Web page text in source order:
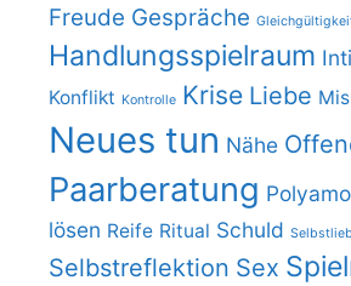
Freude Gespräche
Handlungsspielraum
Konflikt Kontrolle Krise Liebe
Neues tun Nähe
Paarberatung
lösen Reife Ritual Schuld
Selbstreflektion Sex